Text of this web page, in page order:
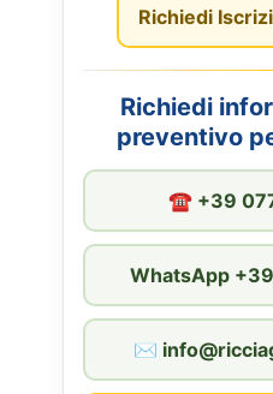
Richiedi
Richiedi
preventivo
☎︎ +39
WhatsApp
✉︎